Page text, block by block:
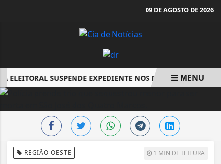
09 DE AGOSTO DE 2026
ELEITORAL SUSPENDE EXPEDIENTE NOS DIAS 10/08 E 11/08.
MENU
REGIÃO OESTE 1 MIN DE LEITURA